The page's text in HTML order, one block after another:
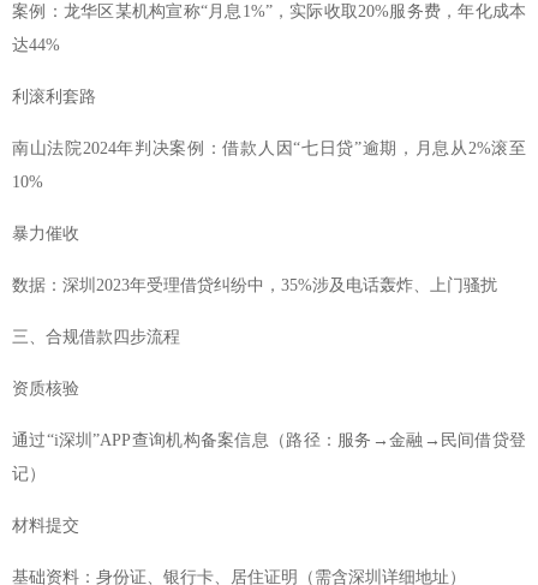
案例：龙华区某机构宣称“月息1%”，实际收取20%服务费，年化成本
达44%
利滚利套路
南山法院2024年判决案例：借款人因“七日贷”逾期，月息从2%滚至
10%
暴力催收
数据：深圳2023年受理借贷纠纷中，35%涉及电话轰炸、上门骚扰
三、合规借款四步流程
资质核验
通过“i深圳”APP查询机构备案信息（路径：服务→金融→民间借贷登
记）
材料提交
基础资料：身份证、银行卡、居住证明（需含深圳详细地址）